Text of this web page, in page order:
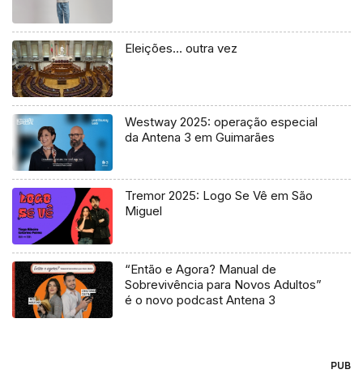
Eleições… outra vez
Westway 2025: operação especial
da Antena 3 em Guimarães
Tremor 2025: Logo Se Vê em São
Miguel
“Então e Agora? Manual de
Sobrevivência para Novos Adultos”
é o novo podcast Antena 3
PUB